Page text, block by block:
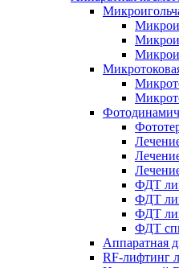
ФДТ
ФДТ
ФДТ
ФДТ
Аппаратная
RF-лифтинг